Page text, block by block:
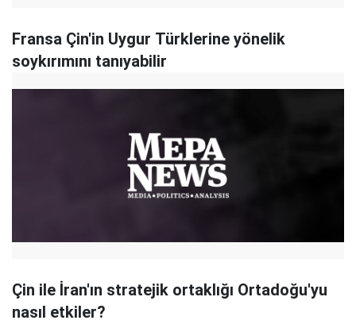
Fransa Çin'in Uygur Türklerine yönelik
soykırımını tanıyabilir
Çin ile İran'ın stratejik ortaklığı Ortadoğu'yu
nasıl etkiler?